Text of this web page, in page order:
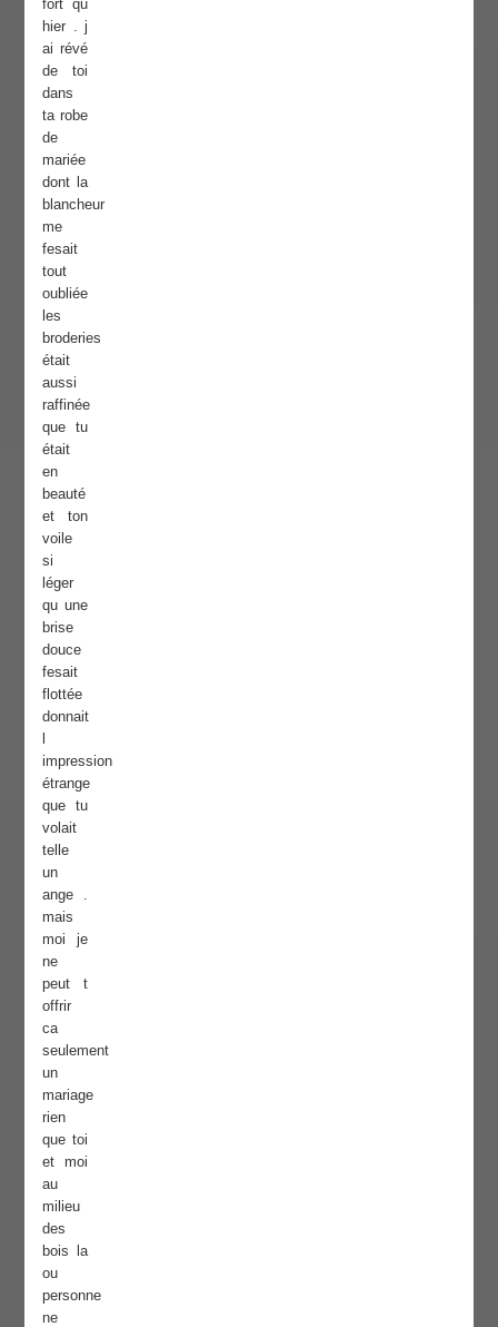
fort qu
hier . j
ai révé
de toi
dans
ta robe
de
mariée
dont la
blancheur
me
fesait
tout
oubliée
les
broderies
était
aussi
raffinée
que tu
était
en
beauté
et ton
voile
si
léger
qu une
brise
douce
fesait
flottée
donnait
impression
étrange
que tu
volait
telle
un
ange .
mais
moi je
ne
peut t
offrir
ca
seulement
un
mariage
rien
que toi
et moi
au
milieu
des
bois la
ou
personne
ne